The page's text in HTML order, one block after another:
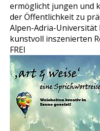
ermöglicht jungen und
der Öffentlichkeit zu
Alpen-Adria-
kunstvoll inszenierten
FREI